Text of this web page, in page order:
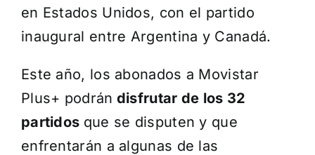
en Estados Unidos, con el partido
inaugural entre Argentina y Canadá.
Este año, los abonados a Movistar
Plus+ podrán disfrutar de los 32
partidos que se disputen y que
enfrentarán a algunas de las